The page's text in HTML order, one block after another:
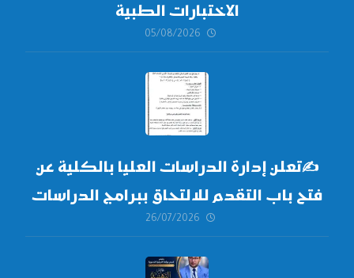
الاختبارات الطبية
05/08/2026
✍تعلن إدارة الدراسات العليا بالكلية عن
فتح باب التقدم للالتحاق ببرامج الدراسات
العليا لدورة
أكتوبر 2026،
26/07/2026